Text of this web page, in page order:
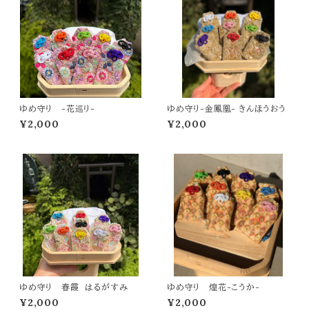
ゆめ守り -花巡り-
¥2,000
ゆめ守り-金鳳凰- きんほうおう
¥2,000
ゆめ守り 春霞 はるがすみ
¥2,000
ゆめ守り 煌花-こうか-
¥2,000